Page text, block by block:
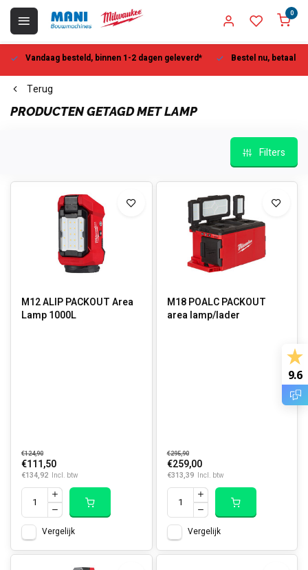
0
Vandaag besteld, binnen 1-2 dagen geleverd* Bestel nu, betaal
Terug
PRODUCTEN GETAGD MET LAMP
Filters
M12 ALIP PACKOUT Area
Lamp 1000L
€124,90
€111,50
€134,92 Incl. btw
Vergelijk
M18 POALC PACKOUT
area lamp/lader
€295,90
€259,00
€313,39 Incl. btw
Vergelijk
9.6